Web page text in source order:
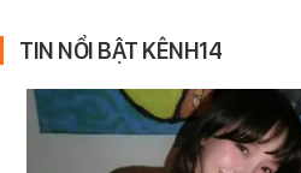
TIN NỔI BẬT KÊNH14